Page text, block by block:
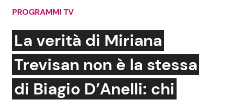
Cerca:
News e Cronaca
Attualità Italiana
Gossip e TV
Bellezze VIP
PROGRAMMI TV
La verità di Miriana
Trevisan non è la stessa
di Biagio D’Anelli: chi